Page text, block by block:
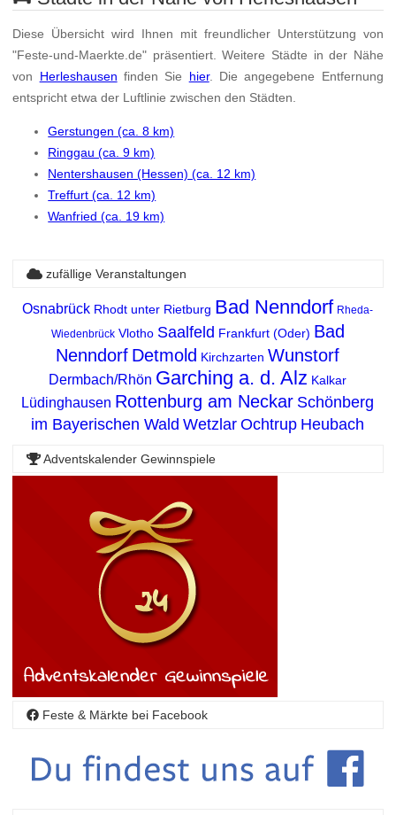
Diese Übersicht wird Ihnen mit freundlicher Unterstützung von
"Feste-und-Maerkte.de" präsentiert. Weitere Städte in der Nähe
von Herleshausen finden Sie hier. Die angegebene Entfernung
entspricht etwa der Luftlinie zwischen den Städten.
Gerstungen (ca. 8 km)
Ringgau (ca. 9 km)
Nentershausen (Hessen) (ca. 12 km)
Treffurt (ca. 12 km)
Wanfried (ca. 19 km)
zufällige Veranstaltungen
Osnabrück Rhodt unter Rietburg Bad Nenndorf Rheda-
Wiedenbrück Vlotho Saalfeld Frankfurt (Oder) Bad
Nenndorf Detmold Kirchzarten Wunstorf
Dermbach/Rhön Garching a. d. Alz Kalkar
Lüdinghausen Rottenburg am Neckar Schönberg
im Bayerischen Wald Wetzlar Ochtrup Heubach
Adventskalender Gewinnspiele
Feste & Märkte bei Facebook